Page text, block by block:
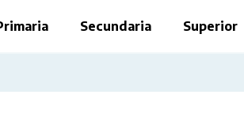
Secundaria Superior